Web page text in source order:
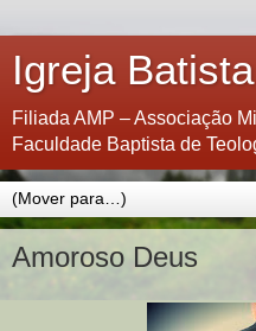
Igreja
Filiada AMP – Associação
Faculdade Baptista de
Amoroso Deus